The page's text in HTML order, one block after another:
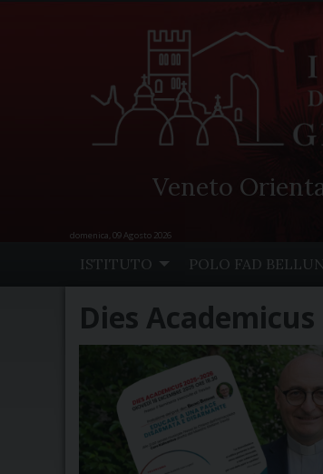
Veneto
domenica, 09 Agosto 2026
ISTITUTO POLO FAD
Dies